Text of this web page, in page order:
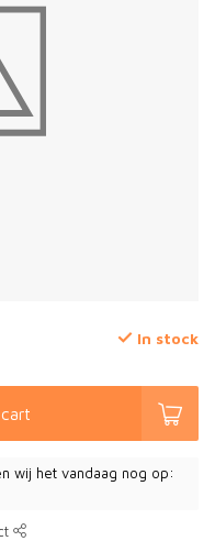
In stock
wij het vandaag nog op: